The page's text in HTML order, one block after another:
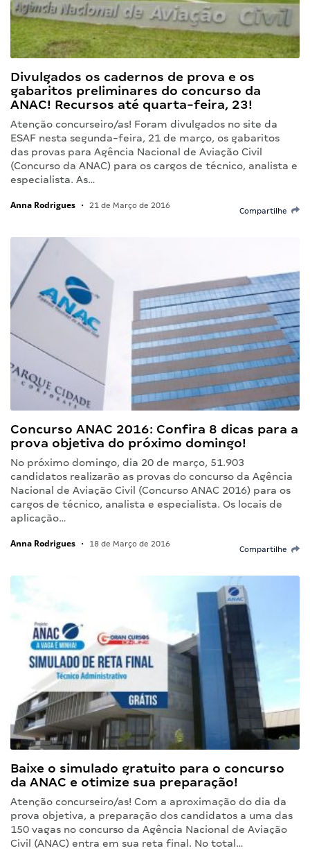
Divulgados os cadernos de prova e os
gabaritos preliminares do concurso da
ANAC! Recursos até quarta-feira, 23!
Atenção concurseiro/as! Foram divulgados no site da
ESAF nesta segunda-feira, 21 de março, os gabaritos
das provas para Agência Nacional de Aviação Civil
(Concurso da ANAC) para os cargos de técnico, analista e
especialista. As…
Anna Rodrigues • 21 de Março de 2016
Compartilhe
Concurso ANAC 2016: Confira 8 dicas para a
prova objetiva do próximo domingo!
No próximo domingo, dia 20 de março, 51.903
candidatos realizarão as provas do concurso da Agência
Nacional de Aviação Civil (Concurso ANAC 2016) para os
cargos de técnico, analista e especialista. Os locais de
aplicação…
Anna Rodrigues • 18 de Março de 2016
Compartilhe
Baixe o simulado gratuito para o concurso
da ANAC e otimize sua preparação!
Atenção concurseiro/as! Com a aproximação do dia da
prova objetiva, a preparação dos candidatos a uma das
150 vagas no concurso da Agência Nacional de Aviação
Civil (ANAC) entra em sua reta final. No total…